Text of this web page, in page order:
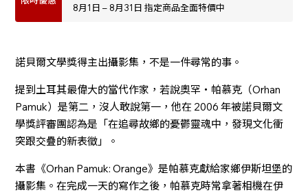
8月1日 – 8月31日 指定商品全面特價中
諾貝爾文學獎得主出攝影集，不是一件尋常的事。
提到土耳其最偉大的當代作家，若說奧罕‧帕慕克（Orhan
Pamuk）是第二，沒人敢說第一，他在 2006 年被諾貝爾文
學獎評審團認為是「在追尋故鄉的憂鬱靈魂中，發現文化衝
突跟交疊的新表徵」。
本書《Orhan Pamuk: Orange》是帕慕克獻給家鄉伊斯坦堡的
攝影集。在完成一天的寫作之後，帕慕克時常拿著相機在伊